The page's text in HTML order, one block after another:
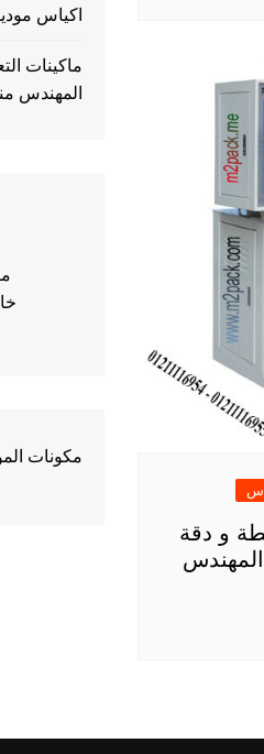
و دقة
ماركة المهندس
اكياس موديل 505 ماركة
المهندس
مكونات